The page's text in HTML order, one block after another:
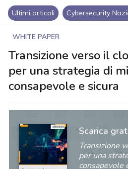
Ultimi articoli Cybersecurity
WHITE PAPER
Transizione verso il
per una strategia di
consapevole e sicura
Scarica
Transizione
per una
consapevole